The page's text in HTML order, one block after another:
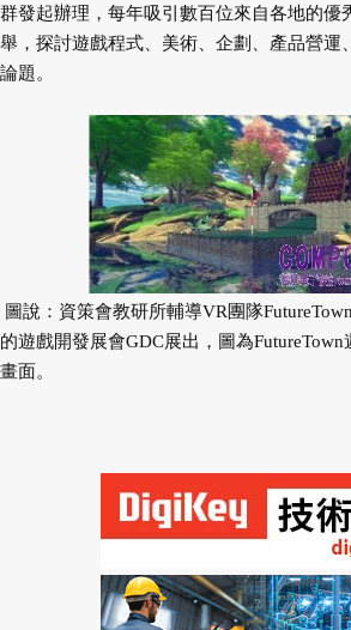
群發起辦理，每年吸引數百位來自各地的優
舉，探討遊戲程式、美術、企劃、產品營運
論題。
圖說：資策會教研所輔導VR團隊
的遊戲開發展會GDC展出，圖為FutureTown
畫面。